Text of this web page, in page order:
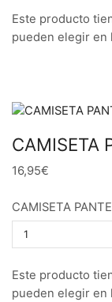
Este producto
pueden elegir en
CAMISETA
16,95€
CAMISETA
Este producto
pueden elegir en